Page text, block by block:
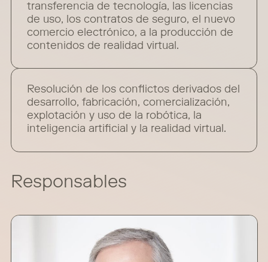
transferencia de tecnología, las licencias
de uso, los contratos de seguro, el nuevo
comercio electrónico, a la producción de
contenidos de realidad virtual.
Resolución de los conflictos derivados del
desarrollo, fabricación, comercialización,
explotación y uso de la robótica, la
inteligencia artificial y la realidad virtual.
Responsables